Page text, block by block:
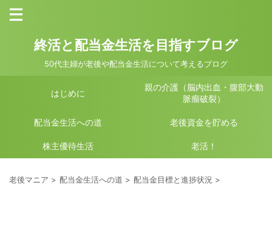
終活と配当金生活を目指すブログ
50代主婦が老後や配当金生活について考えるブログ
はじめに
親の介護（脳内出血・腹部大動
脈瘤破裂）
配当金生活への道 老後資金を貯める
株主優待生活 老活！
老後マニア > 配当金生活への道 > 配当金目標と進捗状況 >